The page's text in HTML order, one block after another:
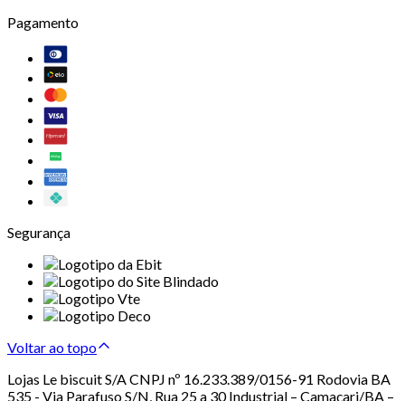
Pagamento
Segurança
Voltar ao topo
Lojas Le biscuit S/A CNPJ nº 16.233.389/0156-91 Rodovia BA
535 - Via Parafuso S/N, Rua 25 a 30 Industrial – Camaçari/BA –